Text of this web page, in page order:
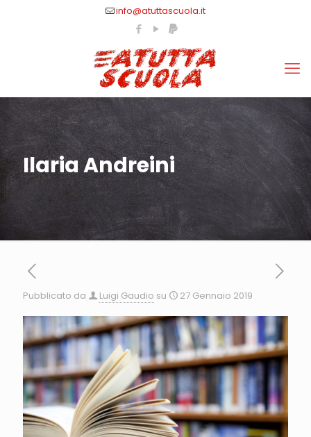
info@atuttascuola.it
Ilaria Andreini
Pubblicato da Luigi Gaudio su 27 Gennaio 2019